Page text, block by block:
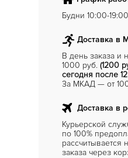
Будни 10:00-
Доставка в
В день заказа и
1000 руб. (1200
сегодня после
За МКАД — от
Доставка в
Курьерской
по 100%
рассчитывается
заказа через